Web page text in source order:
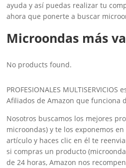
ayuda y así puedas realizar tu
ahora que ponerte a buscar
Microondas más
No products found.
PROFESIONALES
Afiliados de Amazon que funciona
Nosotros buscamos los mejores
microondas) y te los exponemos
artículo y haces clic en él te
si compras un producto
de 24 horas, Amazon nos